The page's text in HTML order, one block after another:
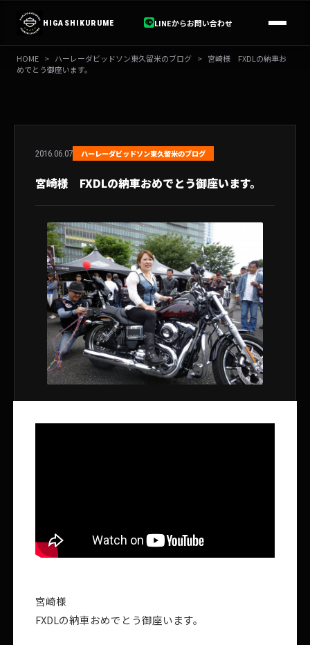
ス
HIGASHIKURUME LINEからお問い合わせ
HOME > ハーレーダビッドソン東久留米のブログ > 宮崎様 FXDLの納車お
めでとう御座います。
2016.06.07 ハーレーダビッドソン東久留米のブログ
宮崎様 FXDLの納車おめでとう御座います。
宮崎様
FXDLの納車おめでとう御座います。